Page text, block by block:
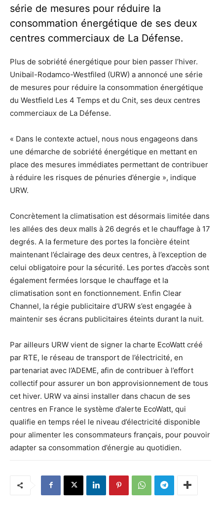
série de mesures pour réduire la
consommation énergétique de ses deux
centres commerciaux de La Défense.
Plus de sobriété énergétique pour bien passer l’hiver.
Unibail-Rodamco-Westfiled (URW) a annoncé une série
de mesures pour réduire la consommation énergétique
du Westfield Les 4 Temps et du Cnit, ses deux centres
commerciaux de La Défense.
« Dans le contexte actuel, nous nous engageons dans
une démarche de sobriété énergétique en mettant en
place des mesures immédiates permettant de contribuer
à réduire les risques de pénuries d’énergie », indique
URW.
Concrètement la climatisation est désormais limitée dans
les allées des deux malls à 26 degrés et le chauffage à 17
degrés. A la fermeture des portes la foncière éteint
maintenant l’éclairage des deux centres, à l’exception de
celui obligatoire pour la sécurité. Les portes d’accès sont
également fermées lorsque le chauffage et la
climatisation sont en fonctionnement. Enfin Clear
Channel, la régie publicitaire d’URW s’est engagée à
maintenir ses écrans publicitaires éteints durant la nuit.
Par ailleurs URW vient de signer la charte EcoWatt créé
par RTE, le réseau de transport de l’électricité, en
partenariat avec l’ADEME, afin de contribuer à l’effort
collectif pour assurer un bon approvisionnement de tous
cet hiver. URW va ainsi installer dans chacun de ses
centres en France le système d’alerte EcoWatt, qui
qualifie en temps réel le niveau d’électricité disponible
pour alimenter les consommateurs français, pour pouvoir
adapter sa consommation d’énergie au quotidien.